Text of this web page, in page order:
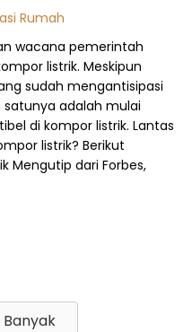
Rumah
wacana pemerintah
listrik. Meskipun
sudah mengantisipasi
satunya adalah mulai
di kompor listrik. Lantas
listrik? Berikut
Mengutip dari Forbes,
Banyak